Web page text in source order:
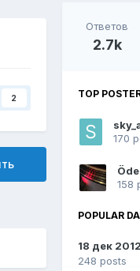
2
Ответов
2.7k
TOP
170
158
POPULAR
18 дек 2012
248 posts